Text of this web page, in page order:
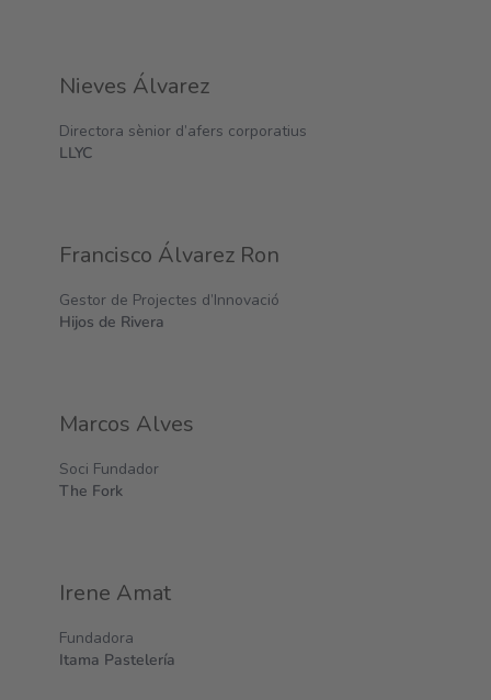
Nieves Álvarez
Directora sènior d’afers corporatius
LLYC
Francisco Álvarez Ron
Gestor de Projectes d’Innovació
Hijos de Rivera
Marcos Alves
Soci Fundador
The Fork
Irene Amat
Fundadora
Itama Pastelería